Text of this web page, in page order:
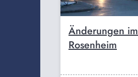
Änderungen
Rosenheim